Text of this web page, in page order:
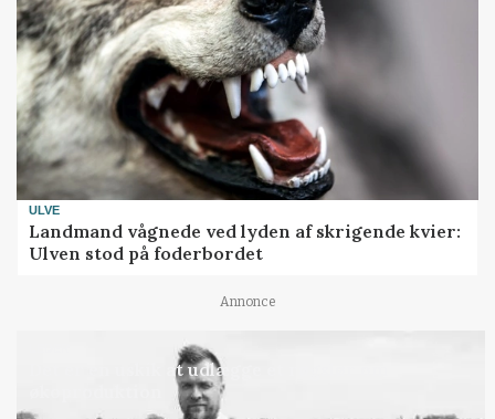
ULVE
Landmand vågnede ved lyden af skrigende kvier:
Ulven stod på foderbordet
Annonce
Det er en uskik at udlægge et røgslør om